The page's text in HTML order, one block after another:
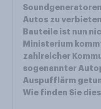
Autos zu
Bauteile ist nun
Ministerium
zahlreicher
sogenannter
Auspufflärm
Wie finden Sie